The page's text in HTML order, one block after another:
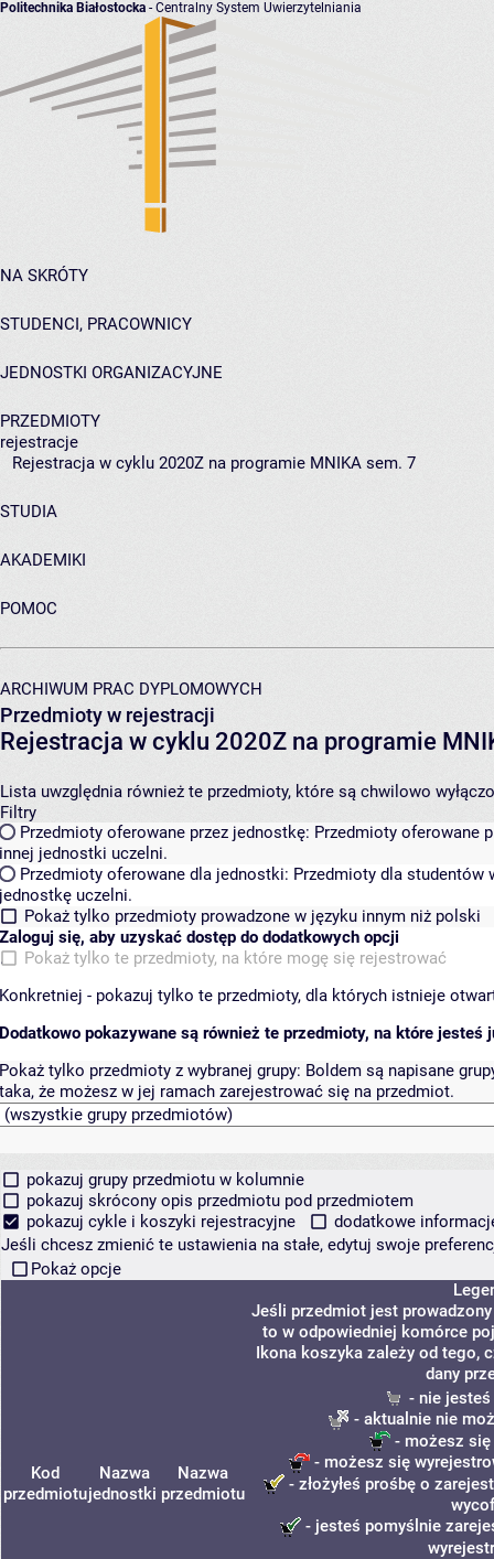
Politechnika Białostocka - Centralny System Uwierzytelniania
NA SKRÓTY
STUDENCI, PRACOWNICY
JEDNOSTKI ORGANIZACYJNE
PRZEDMIOTY
rejestracje
Rejestracja w cyklu 2020Z na programie MNIKA sem. 7
STUDIA
AKADEMIKI
POMOC
ARCHIWUM PRAC DYPLOMOWYCH
Przedmioty w rejestracji
Rejestracja w cyklu 2020Z na programie
Lista uwzględnia również te przedmioty, które są chwilowo
Filtry
Przedmioty oferowane przez jednostkę: Przedmioty oferowane
innej jednostki uczelni.
Przedmioty oferowane dla jednostki: Przedmioty dla studentów
jednostkę uczelni.
Pokaż tylko przedmioty prowadzone w języku innym niż polski
Zaloguj się, aby uzyskać dostęp do dodatkowych opcji
Pokaż tylko te przedmioty, na które mogę się rejestrować
Konkretniej - pokazuj tylko te przedmioty, dla których istnieje
Dodatkowo pokazywane są również te przedmioty, na które jesteś
Pokaż tylko przedmioty z wybranej grupy: Boldem są napisane
taka, że możesz w jej ramach zarejestrować się na przedmiot.
pokazuj grupy przedmiotu w kolumnie
pokazuj skrócony opis przedmiotu pod przedmiotem
pokazuj cykle i koszyki rejestracyjne
dodatkowe
Jeśli chcesz zmienić te ustawienia na stałe, edytuj swoje
Pokaż opcje
Kod
przedmiotu
Nazwa
jednostki
Nazwa
przedmiotu
Jeśli przedmiot jest
to w odpowiedniej komórce
Ikona koszyka zależy od tego,
dany
- nie
- aktualnie nie
- możesz się
- możesz się
- złożyłeś prośbę o
- jesteś pomyślnie